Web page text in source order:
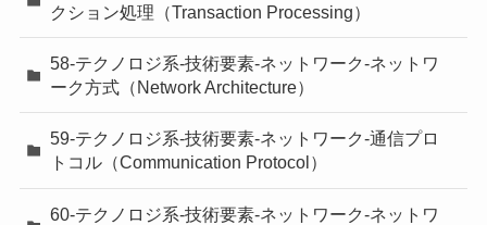
クション処理（Transaction Processing）
58-テクノロジ系-技術要素-ネットワーク-ネットワ
ーク方式（Network Architecture）
59-テクノロジ系-技術要素-ネットワーク-通信プロ
トコル（Communication Protocol）
60-テクノロジ系-技術要素-ネットワーク-ネットワ